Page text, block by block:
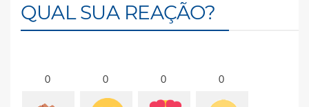
QUAL SUA REAÇÃO?
0 0 0 0